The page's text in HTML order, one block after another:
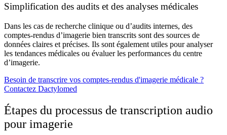
Simplification des audits et des analyses médicales
Dans les cas de recherche clinique ou d’audits internes, des
comptes-rendus d’imagerie bien transcrits sont des sources de
données claires et précises. Ils sont également utiles pour analyser
les tendances médicales ou évaluer les performances du centre
d’imagerie.
Besoin de transcrire vos comptes-rendus d'imagerie médicale ?
Contactez Dactylomed
Étapes du processus de transcription audio
pour imagerie